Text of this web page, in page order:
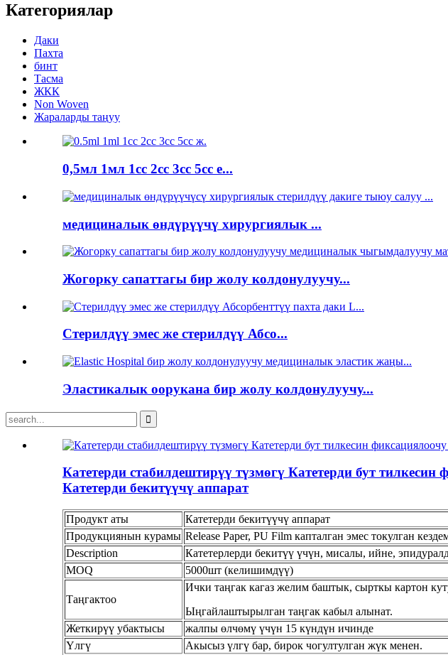
Категориялар
Даки
Пахта
бинт
Тасма
ЖКК
Non Woven
Жараларды таңуу
0,5мл 1мл 1cc 2cc 3cc 5cc e...
медициналык өндүрүүчү хирургиялык ...
Жогорку сапаттагы бир жолу колдонулуучу...
Стерилдүү эмес же стерилдүү Абсо...
Эластикалык оорукана бир жолу колдонулуучу...
Катетерди стабилдештирүү түзмөгү Катетерди бут
Катетерди бекитүүчү аппарат
Продукт аты
Катетерди бекитүүчү аппарат
Продукциянын курамы Release Paper, PU Film капталган эмес токулган
Description
Катетерлерди бекитүү үчүн, мисалы, ийне,
MOQ
5000шт (келишимдүү)
Таңгактоо
Ички таңгак кагаз желим баштык, сырткы картон
Ыңгайлаштырылган таңгак кабыл алынат.
Жеткирүү убактысы
жалпы өлчөмү үчүн 15 күндүн ичинде
Үлгү
Акысыз үлгү бар, бирок чогултулган жүк менен.